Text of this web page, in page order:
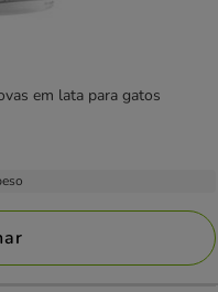
em lata para gatos